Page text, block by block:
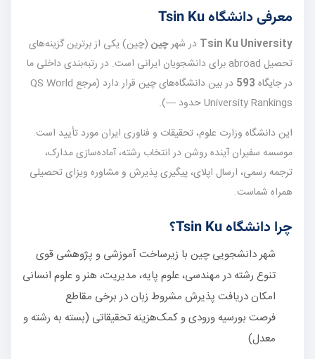
معرفی دانشگاه Tsin Ku
Tsin Ku University در شهرچین (چین) یکی از برترین گزینه‌های
تحصیل abroad برای دانشجویان ایرانی است. در رتبه‌بندی داخلی ما
در جایگاه 593
در بین دانشگاه‌های چین قرار دارد (مرجع QS World
University Rankings حدود —).
این دانشگاه وزارت علوم، تحقیقات و فناوری ایران مورد تأیید است.
موسسه سفیران آینده روشن در انتخاب رشته، آماده‌سازی مدارک،
ترجمه رسمی، ارسال اپلای، پیگیری پذیرش و مشاوره ویزای تحصیلی
همراه شماست.
چرا دانشگاه Tsin Ku؟
شهر دانشجویی چین با زیرساخت آموزشی و پژوهشی قوی
تنوع رشته در مهندسی، علوم پایه، مدیریت، هنر و علوم انسانی
امکان دریافت پذیرش مشروط زبان در برخی مقاطع
فرصت بورسیه ورودی و کمک‌هزینه تحقیقاتی (بسته به رشته و
معدل)